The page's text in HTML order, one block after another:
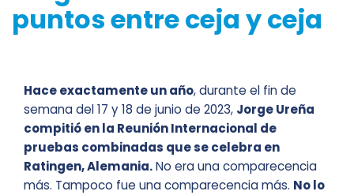
puntos entre ceja y ceja
Hace exactamente un año, durante el fin de
semana del 17 y 18 de junio de 2023, Jorge Ureña
compitió en la Reunión Internacional de
pruebas combinadas que se celebra en
Ratingen, Alemania.No era una comparecencia
más. Tampoco fue una comparecencia más. No lo